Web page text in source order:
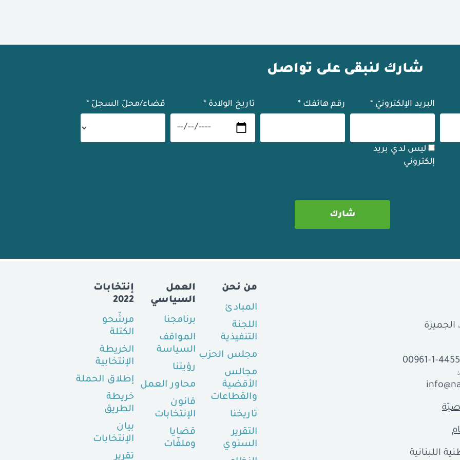
شارك لنبقى على تواصل
البريد الإلكترونيّ *
ليس لدي بريد
إلكتروني
رقم هاتفك * تاريخ الولادة * قضاء/محلّ السجلّ *
إنتخابات
2022
مرشّحو
الكتلة
الخريطة
الإنتخابية
إطلاق الحملة
خريطة
الطريق
بيان
الإنتخابات
تقرير
العمل
السياسي
برنامجنا
المواقف
السياسة
رؤيتنا
محاور العمل
قانون
الإنتخابات
قضايا
وملفّات
من نحن
المبادئ
اللجنة
التنفيذية
مجلس الحزب
مجالس
الأقضية
والقطاعات
تاريخنا
التقرير
السنوي
00961-1-
اللبنانية